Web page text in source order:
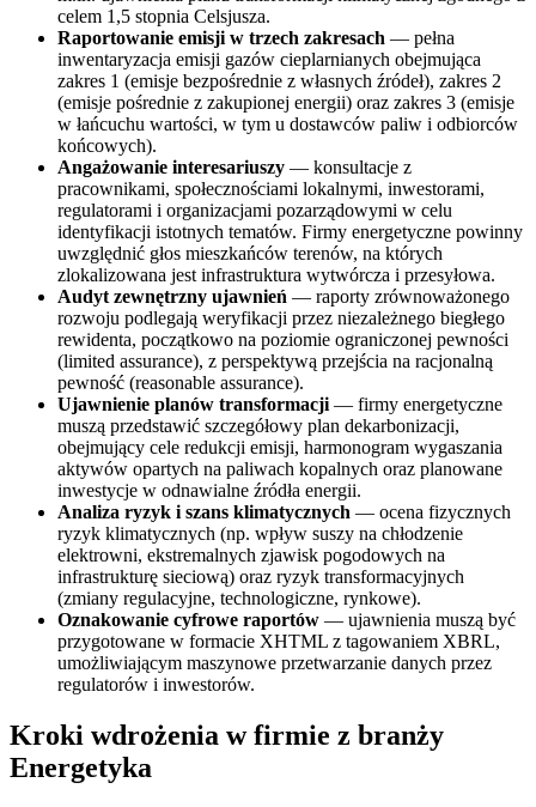
celem 1,5 stopnia Celsjusza.
Raportowanie emisji w trzech zakresach — pełna
inwentaryzacja emisji gazów cieplarnianych obejmująca
zakres 1 (emisje bezpośrednie z własnych źródeł), zakres 2
(emisje pośrednie z zakupionej energii) oraz zakres 3 (emisje
w łańcuchu wartości, w tym u dostawców paliw i odbiorców
końcowych).
Angażowanie interesariuszy — konsultacje z
pracownikami, społecznościami lokalnymi, inwestorami,
regulatorami i organizacjami pozarządowymi w celu
identyfikacji istotnych tematów. Firmy energetyczne powinny
uwzględnić głos mieszkańców terenów, na których
zlokalizowana jest infrastruktura wytwórcza i przesyłowa.
Audyt zewnętrzny ujawnień — raporty zrównoważonego
rozwoju podlegają weryfikacji przez niezależnego biegłego
rewidenta, początkowo na poziomie ograniczonej pewności
(limited assurance), z perspektywą przejścia na racjonalną
pewność (reasonable assurance).
Ujawnienie planów transformacji — firmy energetyczne
muszą przedstawić szczegółowy plan dekarbonizacji,
obejmujący cele redukcji emisji, harmonogram wygaszania
aktywów opartych na paliwach kopalnych oraz planowane
inwestycje w odnawialne źródła energii.
Analiza ryzyk i szans klimatycznych — ocena fizycznych
ryzyk klimatycznych (np. wpływ suszy na chłodzenie
elektrowni, ekstremalnych zjawisk pogodowych na
infrastrukturę sieciową) oraz ryzyk transformacyjnych
(zmiany regulacyjne, technologiczne, rynkowe).
Oznakowanie cyfrowe raportów — ujawnienia muszą być
przygotowane w formacie XHTML z tagowaniem XBRL,
umożliwiającym maszynowe przetwarzanie danych przez
regulatorów i inwestorów.
Kroki wdrożenia w firmie z branży
Energetyka